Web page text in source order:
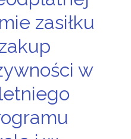
zasiłku
w